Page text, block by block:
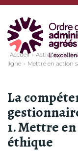
Accueil Activités
ligne
Mettre en action
La
1. Mettre
éthique